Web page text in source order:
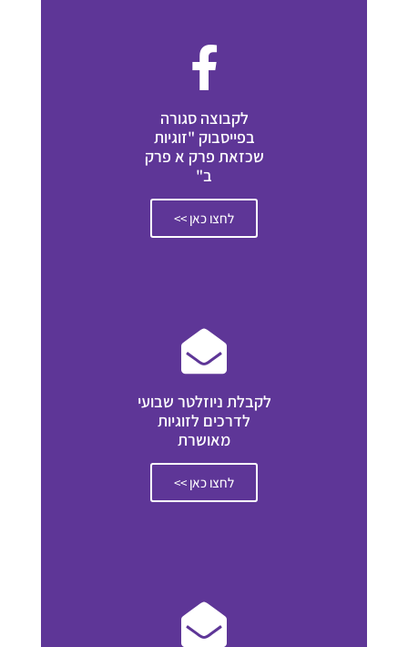
לקבוצה סגורה
בפייסבוק "זוגיות
שכזאת פרק א פרק
ב"
לחצו כאן >>
לקבלת ניוזלטר שבועי
לדרכים לזוגיות
מאושרת
לחצו כאן >>